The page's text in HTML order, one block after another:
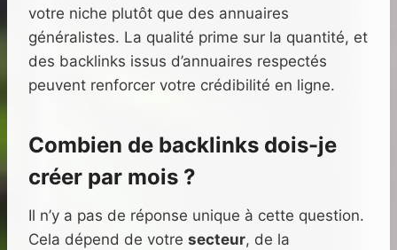
votre niche plutôt que des annuaires
généralistes. La qualité prime sur la quantité, et
des backlinks issus d’annuaires respectés
peuvent renforcer votre crédibilité en ligne.
Combien de backlinks dois-je
créer par mois ?
Il n’y a pas de réponse unique à cette question.
Cela dépend de votre secteur, de la